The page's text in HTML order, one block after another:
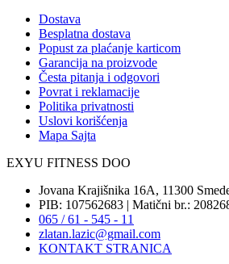
Dostava
Besplatna dostava
Popust za plaćanje karticom
Garancija na proizvode
Česta pitanja i odgovori
Povrat i reklamacije
Politika privatnosti
Uslovi korišćenja
Mapa Sajta
EXYU FITNESS DOO
Jovana Krajišnika 16A, 11300
PIB: 107562683 | Matični br.:
065 / 61 - 545 - 11
zlatan.lazic@gmail.com
KONTAKT STRANICA